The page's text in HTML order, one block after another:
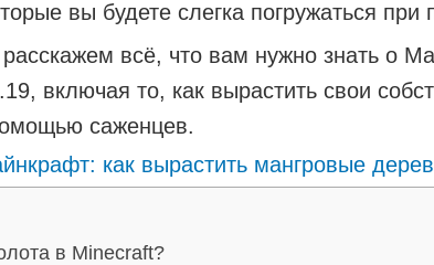
вы будете слегка погружаться при
всё, что вам нужно знать о
включая то, как вырастить свои
саженцев.
в Minecraft?